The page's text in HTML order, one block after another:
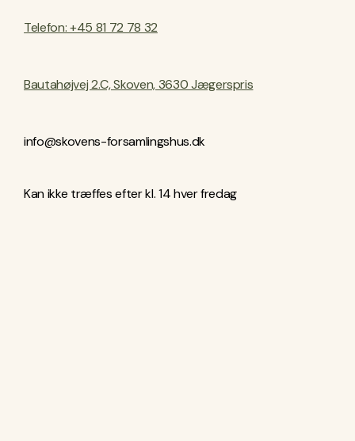
Telefon: +45 81 72 78 32
Bautahøjvej 2.C, Skoven, 3630 Jægerspris
info@skovens-forsamlingshus.dk
Kan ikke træffes efter kl. 14 hver fredag